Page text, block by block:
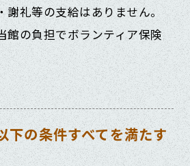
謝礼等の支給はありません。
館の負担でボランティア保険
下の条件すべてを満たす